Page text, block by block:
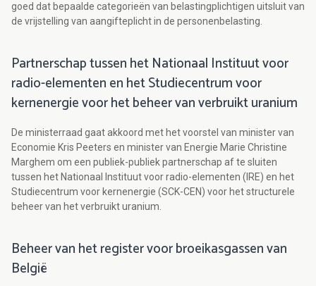
goed dat bepaalde categorieën van belastingplichtigen uitsluit van
de vrijstelling van aangifteplicht in de personenbelasting.
Partnerschap tussen het Nationaal Instituut voor
radio-elementen en het Studiecentrum voor
kernenergie voor het beheer van verbruikt uranium
De ministerraad gaat akkoord met het voorstel van minister van
Economie Kris Peeters en minister van Energie Marie Christine
Marghem om een publiek-publiek partnerschap af te sluiten
tussen het Nationaal Instituut voor radio-elementen (IRE) en het
Studiecentrum voor kernenergie (SCK-CEN) voor het structurele
beheer van het verbruikt uranium.
Beheer van het register voor broeikasgassen van
België